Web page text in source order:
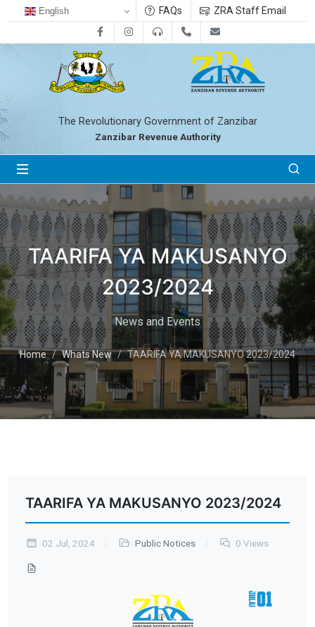
English FAQs
ZRA Staff Email
FacebookInstagram0800712533+255-24-2233041
The Revolutionary Government of Zanzibar
Zanzibar Revenue Authority
TAARIFA YA MAKUSANYO
2023/2024
News and Events
Home Whats New TAARIFA YA MAKUSANYO 2023/2024
TAARIFA YA MAKUSANYO 2023/2024
02 Jul, 2024 Public Notices 0 Views